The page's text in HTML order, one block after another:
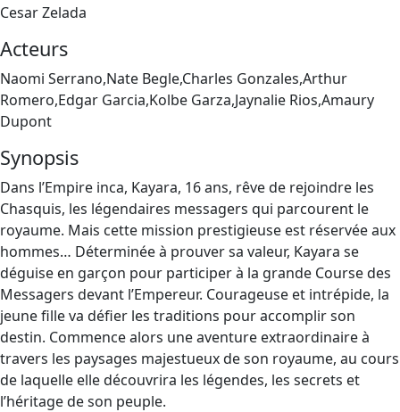
Cesar Zelada
Acteurs
Naomi Serrano,Nate Begle,Charles Gonzales,Arthur
Romero,Edgar Garcia,Kolbe Garza,Jaynalie Rios,Amaury
Dupont
Synopsis
Dans l’Empire inca, Kayara, 16 ans, rêve de rejoindre les
Chasquis, les légendaires messagers qui parcourent le
royaume. Mais cette mission prestigieuse est réservée aux
hommes… Déterminée à prouver sa valeur, Kayara se
déguise en garçon pour participer à la grande Course des
Messagers devant l’Empereur. Courageuse et intrépide, la
jeune fille va défier les traditions pour accomplir son
destin. Commence alors une aventure extraordinaire à
travers les paysages majestueux de son royaume, au cours
de laquelle elle découvrira les légendes, les secrets et
l’héritage de son peuple.